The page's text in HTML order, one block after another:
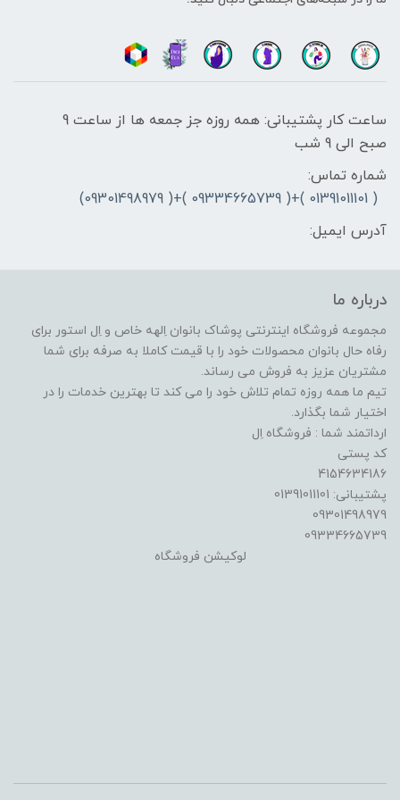
ساعت کار پشتیبانی: همه روزه جز جمعه ها از ساعت 9
صبح الی 9 شب
شماره تماس:
( 01391011101 )+( 09334665739 )+( 09301498979)
آدرس ایمیل:
درباره ما
مجموعه فروشگاه اینترنتی پوشاک بانوان اِلهه خاص و اِل استور برای
رفاه حال بانوان محصولات خود را با قیمت کاملا به صرفه برای شما
مشتریان عزیز به فروش می رساند.
تیم ما همه روزه تمام تلاش خود را می کند تا بهترین خدمات را در
اختیار شما بگذارد.
ارداتمند شما : فروشگاه اِل
کد پستی
4154634186
پشتیبانی: 01391011101
09301498979
09334665739
لوکیشن فروشگاه